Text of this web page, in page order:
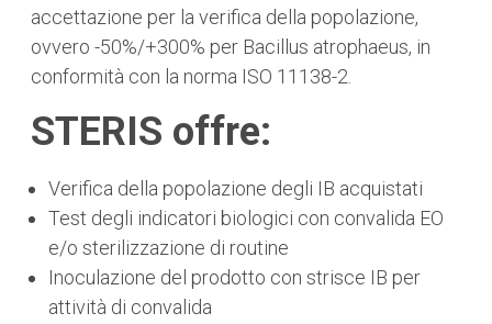
accettazione per la verifica della popolazione,
ovvero -50%/+300% per Bacillus atrophaeus, in
conformità con la norma ISO 11138-2.
STERIS offre:
Verifica della popolazione degli IB acquistati
Test degli indicatori biologici con convalida EO
e/o sterilizzazione di routine
Inoculazione del prodotto con strisce IB per
attività di convalida